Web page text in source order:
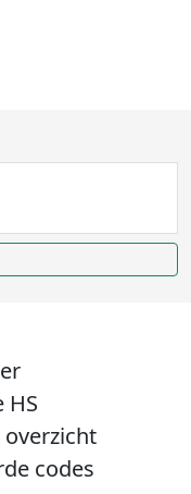
HS
overzicht
codes